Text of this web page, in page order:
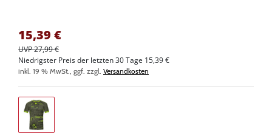
15,39 €
UVP 27,99 €
Niedrigster Preis der letzten 30 Tage 15,39 €
inkl. 19 % MwSt., ggf. zzgl. Versandkosten